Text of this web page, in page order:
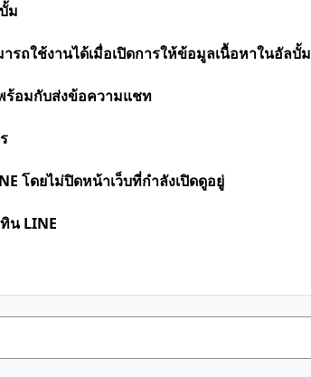
ม
รถใช้งานได้เมื่อเปิดการให้ข้อมูลเนื้อหาในอัลบั้ม
ร้อมกับส่งข้อความแชท
โดยไม่ปิดหน้าเว็บที่กำลังเปิดดูอยู่
น LINE